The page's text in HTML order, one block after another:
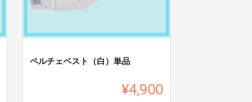
ペルチェベスト（白）単品
¥4,900